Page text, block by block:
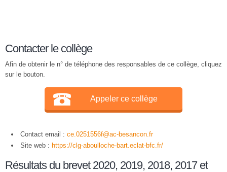
Contacter le collège
Afin de obtenir le n° de téléphone des responsables de ce collège, cliquez
sur le bouton.
Appeler ce collège
Contact email : ce.0251556f@ac-besancon.fr
Site web : https://clg-aboulloche-bart.eclat-bfc.fr/
Résultats du brevet 2020, 2019, 2018, 2017 et